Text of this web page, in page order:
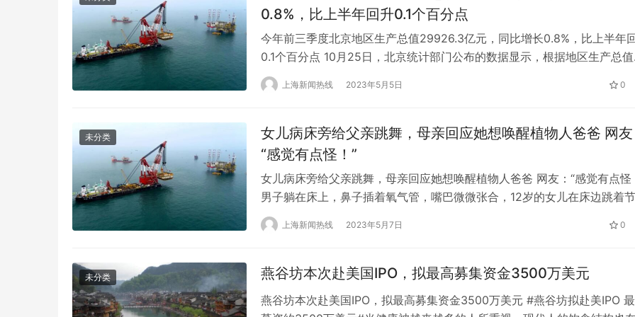
0.8%，比上半年回升0.1个百分点
今年前三季度北京地区生产总值29926.3亿元，同比增长0.8%，比上半年
0.1个百分点 10月25日，北京统计部门公布的数据显示，根据地区生产总值
一核算结果，今年前三季度，北京市地区生产总值29926.3亿元，同比增长
0.8%，比上半年回升0.1个百分点。 分产业看，北京市第一产业增加值
上海新闻热线 2023年5月5日 0
未分类
女儿病床旁给父亲跳舞，母亲回应她想唤醒植物人爸爸 网友
“感觉有点怪！”
女儿病床旁给父亲跳舞，母亲回应她想唤醒植物人爸爸 网友：“感觉有点怪
男子躺在床上，鼻子插着氧气管，嘴巴微微张合，12岁的女儿在床边跳着
欢快的舞蹈……日前，一段发布在社交平台的视频，引发网友“合不合适”的争
议。 8月28日，视频拍摄者回应极目新闻记者称，丈夫发病前最喜欢女儿
名…
上海新闻热线 2023年5月7日 0
未分类 燕谷坊本次赴美国IPO，拟最高募集资金3500万美元
燕谷坊本次赴美国IPO，拟最高募集资金3500万美元 #燕谷坊拟赴美IPO